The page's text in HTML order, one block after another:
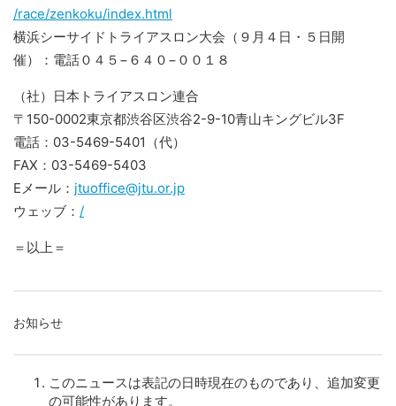
/race/zenkoku/index.html
横浜シーサイドトライアスロン大会（９月４日・５日開
催）：電話０４５−６４０−００１８
（社）日本トライアスロン連合
〒150-0002東京都渋谷区渋谷2-9-10青山キングビル3F
電話：03-5469-5401（代）
FAX：03-5469-5403
Eメール： jtuoffice@jtu.or.jp
ウェッブ： /
＝以上＝
お知らせ
このニュースは表記の日時現在のものであり、追加変更
の可能性があります。